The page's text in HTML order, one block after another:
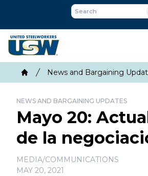
main
content
Breadcrumb
Home
News and Bargaining
NEWS AND BARGAINING UPDATES
Mayo 20:
de la
MEDIA/COMMUNICATIONS
MAY 20, 2021